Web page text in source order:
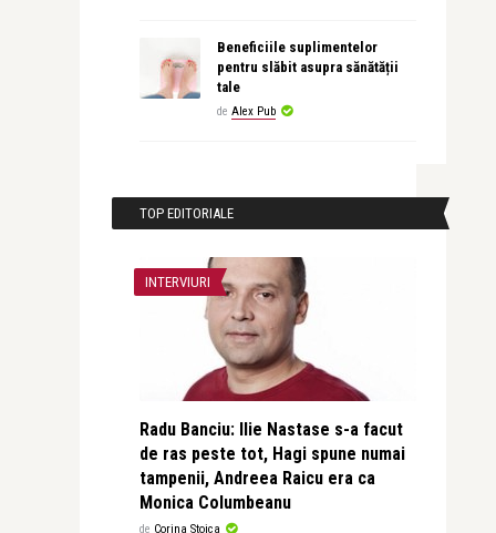
Beneficiile suplimentelor
pentru slăbit asupra sănătății
tale
de Alex Pub
TOP EDITORIALE
INTERVIURI
Radu Banciu: Ilie Nastase s-a facut
de ras peste tot, Hagi spune numai
tampenii, Andreea Raicu era ca
Monica Columbeanu
de Corina Stoica